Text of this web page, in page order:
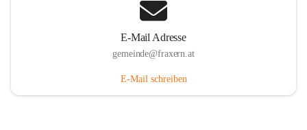
E-Mail Adresse
gemeinde@fraxern.at
E-Mail schreiben